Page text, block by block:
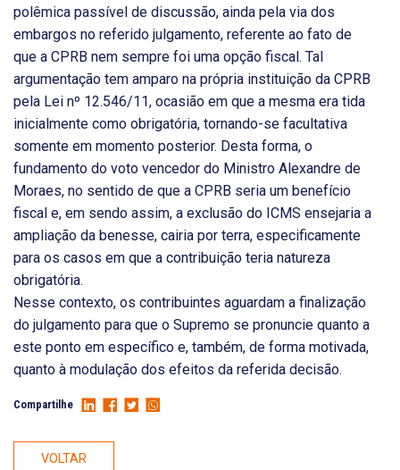
polêmica passível de discussão, ainda pela via dos
embargos no referido julgamento, referente ao fato de
que a CPRB nem sempre foi uma opção fiscal. Tal
argumentação tem amparo na própria instituição da CPRB
pela Lei nº 12.546/11, ocasião em que a mesma era tida
inicialmente como obrigatória, tornando-se facultativa
somente em momento posterior. Desta forma, o
fundamento do voto vencedor do Ministro Alexandre de
Moraes, no sentido de que a CPRB seria um benefício
fiscal e, em sendo assim, a exclusão do ICMS ensejaria a
ampliação da benesse, cairia por terra, especificamente
para os casos em que a contribuição teria natureza
obrigatória.
Nesse contexto, os contribuintes aguardam a finalização
do julgamento para que o Supremo se pronuncie quanto a
este ponto em específico e, também, de forma motivada,
quanto à modulação dos efeitos da referida decisão.
Compartilhe
VOLTAR